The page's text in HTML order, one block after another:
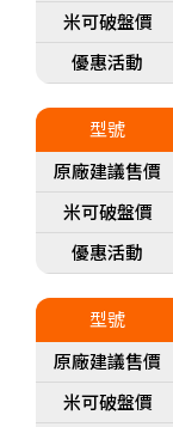
米可破盤價
優惠活動
型號
原廠建議售價
米可破盤價
優惠活動
型號
原廠建議售價
米可破盤價